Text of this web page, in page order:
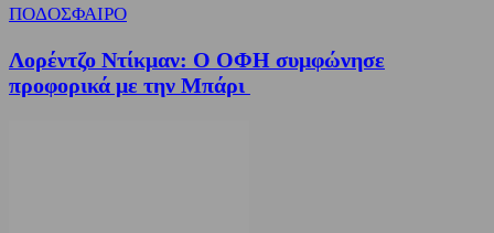
ΠΟΔΟΣΦΑΙΡΟ
Λορέντζο Ντίκμαν: Ο ΟΦΗ συμφώνησε
προφορικά με την Μπάρι